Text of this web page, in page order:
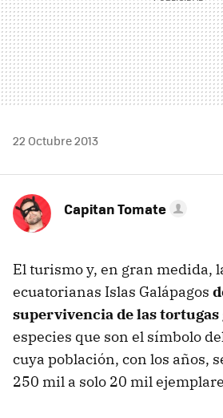
22 Octubre 2013
Capitan Tomate
El turismo y, en gran medida,
ecuatorianas Islas Galápagos
supervivencia de las tortugas
especies que son el símbolo
cuya población, con los años,
250 mil a solo 20 mil